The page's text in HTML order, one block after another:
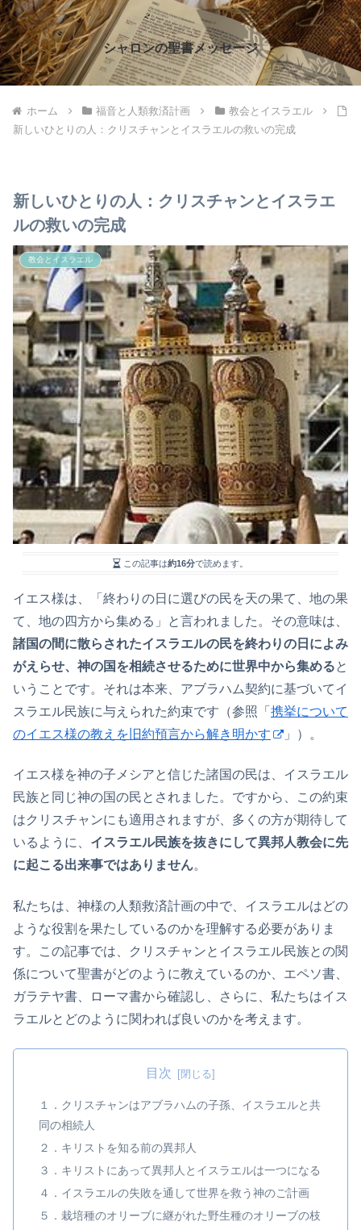
シャロンの聖書メッセージ
ホーム 福音と人類救済計画
教会とイスラエル
新しいひとりの人：クリスチャンとイスラエルの救いの完成
新しいひとりの人：クリスチャンとイスラエ
ルの救いの完成
教会とイスラエル
この記事は約16分で読めます。
イエス様は、「終わりの日に選びの民を天の果て、地の果
て、地の四方から集める」と言われました。その意味は、
諸国の間に散らされたイスラエルの民を終わりの日によみ
がえらせ、神の国を相続させるために世界中から集めると
いうことです。それは本来、アブラハム契約に基づいてイ
スラエル民族に与えられた約束です（参照「 携挙について
のイエス様の教えを旧約預言から解き明かす
」）。
イエス様を神の子メシアと信じた諸国の民は、イスラエル
民族と同じ神の国の民とされました。ですから、この約束
はクリスチャンにも適用されますが、多くの方が期待して
いるように、 イスラエル民族を抜きにして異邦人教会に先
に起こる出来事ではありません。
私たちは、神様の人類救済計画の中で、イスラエルはどの
ような役割を果たしているのかを理解する必要がありま
す。この記事では、クリスチャンとイスラエル民族との関
係について聖書がどのように教えているのか、エペソ書、
ガラテヤ書、ローマ書から確認し、さらに、私たちはイス
ラエルとどのように関われば良いのかを考えます。
目次
１．クリスチャンはアブラハムの子孫、イスラエルと共
同の相続人
２．キリストを知る前の異邦人
３．キリストにあって異邦人とイスラエルは一つになる
４．イスラエルの失敗を通して世界を救う神のご計画
５．栽培種のオリーブに継がれた野生種のオリーブの枝